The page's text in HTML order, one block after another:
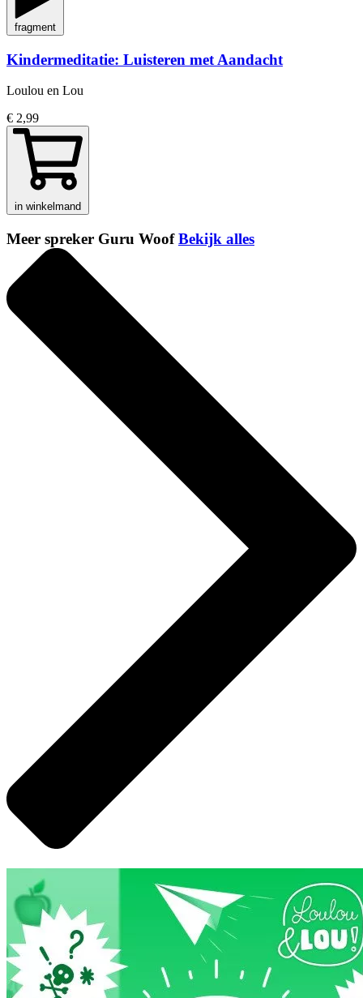
fragment
Kindermeditatie: Luisteren met Aandacht
Loulou en Lou
€ 2,99
in winkelmand
Meer spreker Guru WoofBekijk alles